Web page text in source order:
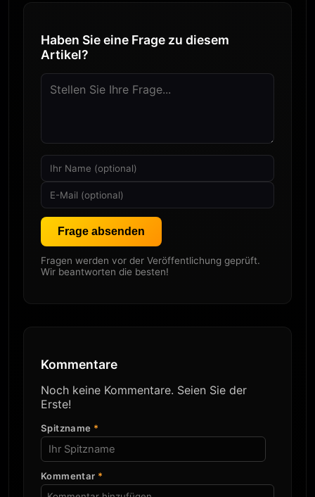
Haben Sie eine Frage zu diesem
Artikel?
Frage absenden
Fragen werden vor der Veröffentlichung geprüft.
Wir beantworten die besten!
Kommentare
Noch keine Kommentare. Seien Sie der
Erste!
Spitzname *
Kommentar *